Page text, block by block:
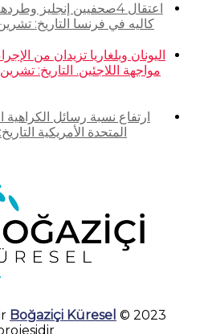
اعتقال 4صحفيين إنجليز
كاليه في فرنسا التاريخ: تشرين الثاني 2016 –
اليونان وبلغاريا تزيدان من
ارتفاع نسبة رسائل
2023 © Utanç Günlüğü bir
Boğaziçi Küresel